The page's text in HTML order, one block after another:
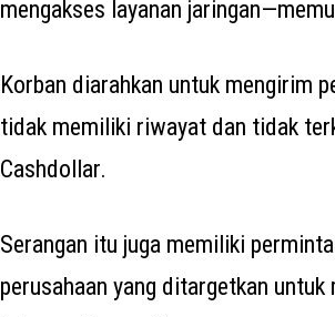
mengakses layanan
Korban diarahkan untuk mengirim
tidak memiliki riwayat dan tidak
Cashdollar.
Serangan itu juga memiliki
perusahaan yang ditargetkan